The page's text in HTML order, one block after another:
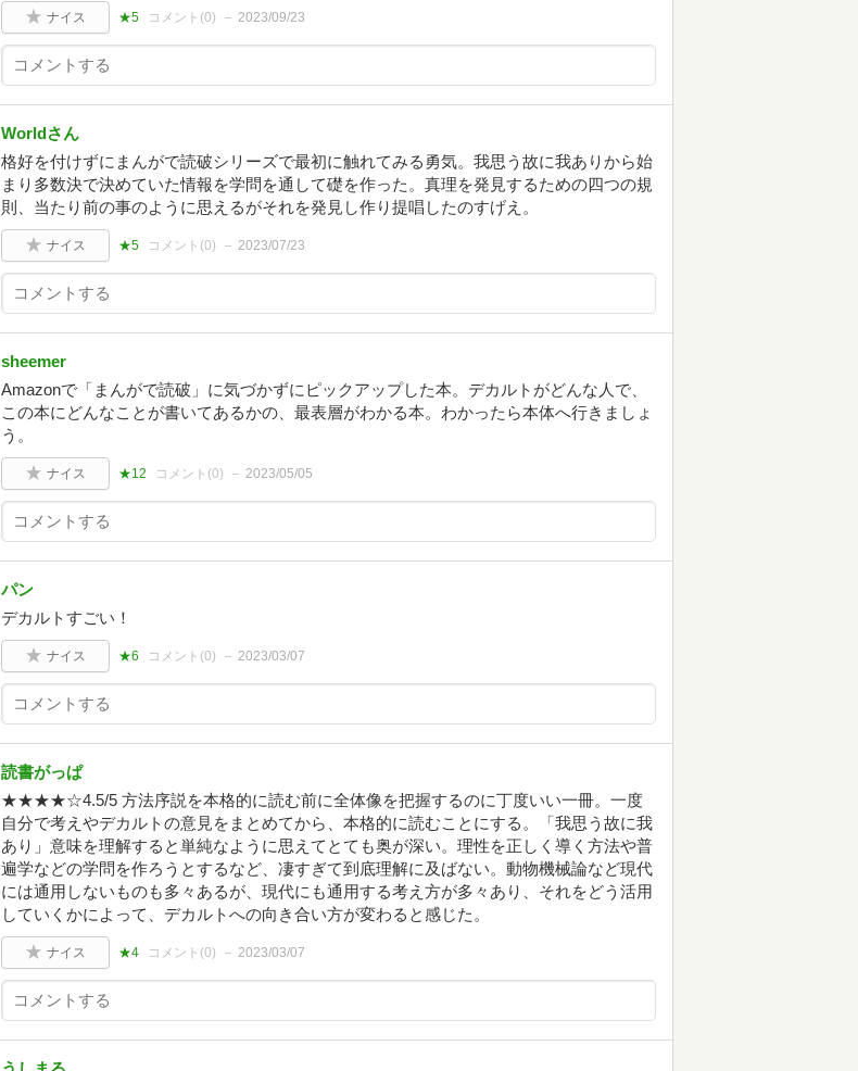
ナイス ★5 コメント(0) 2023/09/23
Worldさん
格好を付けずにまんがで読破シリーズで最初に触れてみる勇気。我思う故に我ありから始
まり多数決で決めていた情報を学問を通して礎を作った。真理を発見するための四つの規
則、当たり前の事のように思えるがそれを発見し作り提唱したのすげえ。
ナイス ★5 コメント(0) 2023/07/23
sheemer
Amazonで「まんがで読破」に気づかずにピックアップした本。デカルトがどんな人で、
この本にどんなことが書いてあるかの、最表層がわかる本。わかったら本体へ行きましょ
う。
ナイス ★12 コメント(0) 2023/05/05
パン
デカルトすごい！
ナイス ★6 コメント(0) 2023/03/07
読書がっぱ
★★★★☆4.5/5 方法序説を本格的に読む前に全体像を把握するのに丁度いい一冊。一度
自分で考えやデカルトの意見をまとめてから、本格的に読むことにする。「我思う故に我
あり」意味を理解すると単純なように思えてとても奥が深い。理性を正しく導く方法や普
遍学などの学問を作ろうとするなど、凄すぎて到底理解に及ばない。動物機械論など現代
には通用しないものも多々あるが、現代にも通用する考え方が多々あり、それをどう活用
していくかによって、デカルトへの向き合い方が変わると感じた。
ナイス ★4 コメント(0) 2023/03/07